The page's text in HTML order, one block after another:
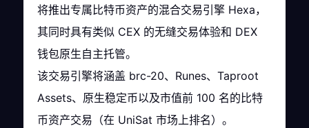
将推出专属比特币资产的混合交易引擎 Hexa，
其同时具有类似 CEX 的无缝交易体验和 DEX
钱包原生自主托管。
该交易引擎将涵盖 brc-20、Runes、Taproot
Assets、原生稳定币以及市值前 100 名的比特
币资产交易（在 UniSat 市场上排名）。